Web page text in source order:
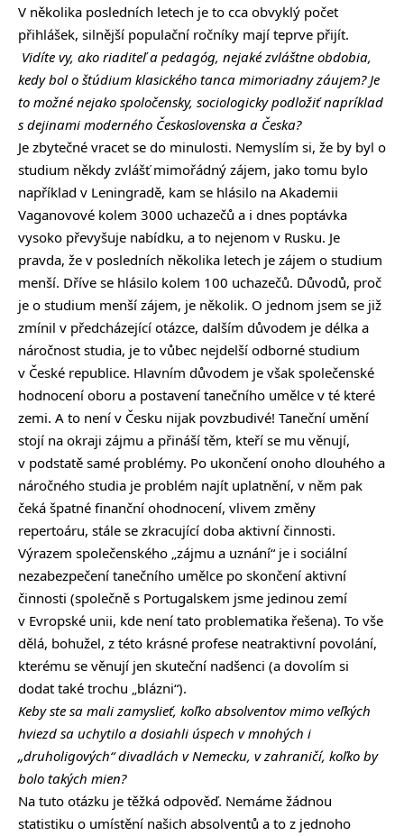
V několika posledních letech je to cca obvyklý počet
přihlášek, silnější populační ročníky mají teprve přijít.
Vidíte vy, ako riaditeľ a pedagóg, nejaké zvláštne obdobia,
kedy bol o štúdium klasického tanca mimoriadny záujem? Je
to možné nejako spoločensky, sociologickypodložiť napríklad
s dejinami moderného Československa a Česka?
Je zbytečné vracet se do minulosti. Nemyslím si, že by byl o
studium někdy zvlášť mimořádný zájem, jako tomu bylo
například v Leningradě, kam se hlásilo na Akademii
Vaganovové kolem 3000 uchazečů a i dnes poptávka
vysoko převyšuje nabídku, a to nejenom v Rusku. Je
pravda, že v posledních několika letech je zájem o studium
menší. Dříve se hlásilo kolem 100 uchazečů. Důvodů, proč
je o studium menší zájem, je několik. O jednom jsem se již
zmínil v předcházející otázce, dalším důvodem je délka a
náročnost studia, je to vůbec nejdelší odborné studium
v České republice. Hlavním důvodem je však společenské
hodnocení oboru a postavení tanečního umělce v té které
zemi. A to není v Česku nijak povzbudivé! Taneční umění
stojí na okraji zájmu a přináší těm, kteří se mu věnují,
v podstatě samé problémy. Po ukončení onoho dlouhého a
náročného studia je problém najít uplatnění, v něm pak
čeká špatné finanční ohodnocení, vlivem změny
repertoáru, stále se zkracující doba aktivní činnosti.
Výrazem společenského „zájmu a uznání“ je i sociální
nezabezpečení tanečního umělce po skončení aktivní
činnosti (společně s Portugalskem jsme jedinou zemí
v Evropské unii, kde není tato problematika řešena). To vše
dělá, bohužel, z této krásné profese neatraktivní povolání,
kterému se věnují jen skuteční nadšenci (a dovolím si
dodat také trochu „blázni“).
Keby ste sa mali zamyslieť, koľko absolventov mimo veľkých
hviezd sa uchytilo a dosiahli úspech v mnohých i
„druholigových“ divadlách v Nemecku, v zahraničí, koľko by
bolo takých mien?
Na tuto otázku je těžká odpověď. Nemáme žádnou
statistiku o umístění našich absolventů a to z jednoho